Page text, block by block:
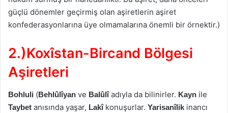
güçlü dönemler geçirmiş olan aşiretlerin aşiret
konfederasyonlarına üye olmamalarına önemli bir örnektir.)
2.)Koxîstan-Bircand Bölgesi
Aşiretleri
Bohluli (Behlûlîyan ve Balûlîadıyla da bilinirler. Kayn ile
Taybet anısında yaşar, Lakî konuşurlar. Yarisanîlik inancı